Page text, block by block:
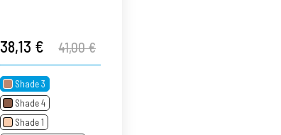
38,13 € 41,00 €
Shade 3
Shade 4
Shade 1